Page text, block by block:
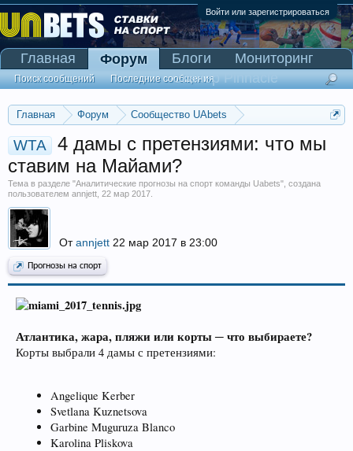
Войти или зарегистрироваться
Главная Форум
Сообщество UAbets
Аналитические прогнозы на спорт команды Uabets
WTA
4 дамы с претензиями: что мы
ставим на Майами?
Тема в разделе "Аналитические прогнозы на спорт команды Uabets", создана
пользователем annjett 22 мар 2017
От annjett 22 мар 2017 в 23:00
Прогнозы на спорт
Атлантика, жара, пляжи или корты ─ что выбираете?
Корты выбрали 4 дамы с претензиями:
Angelique Kerber
Svetlana Kuznetsova
Garbine Muguruza Blanco
Karolina Pliskova
Главная Форум
Поиск сообщений Последние сообщения
Блоги
Мониторинг
Сканер Pinnacle